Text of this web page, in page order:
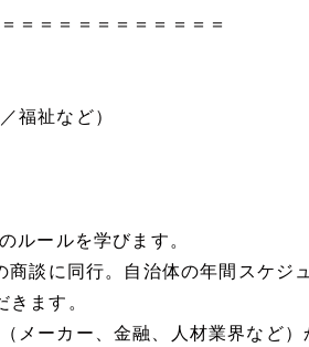
＝＝＝＝＝＝＝＝＝＝＝
福祉など）
ルールを学びます。
談に同行。自治体の年間スケジ
ます。
メーカー、金融、人材業界など）